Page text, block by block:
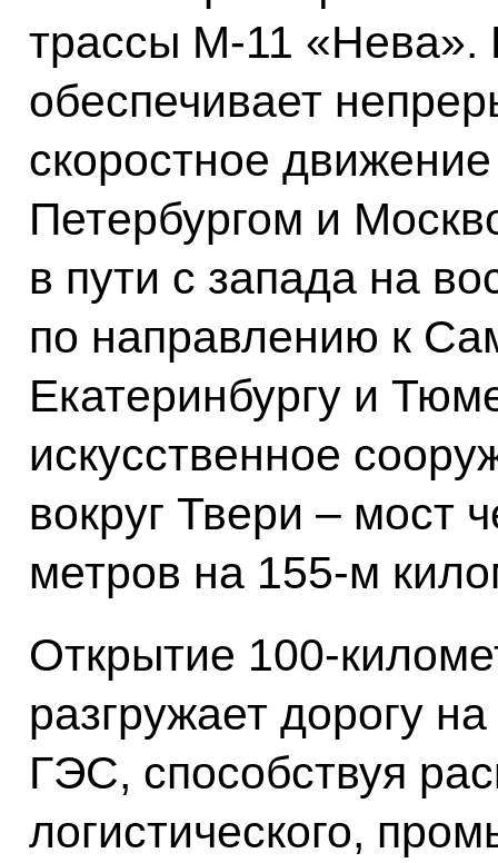
трассы М-11 «Нева».
обеспечивает
скоростное
Петербургом и
в пути с запада на
по направлению к
Екатеринбургу и
искусственное
вокруг Твери – мост
метров на 155-м
Открытие 100-
разгружает дорогу
ГЭС, способствуя
логистического,